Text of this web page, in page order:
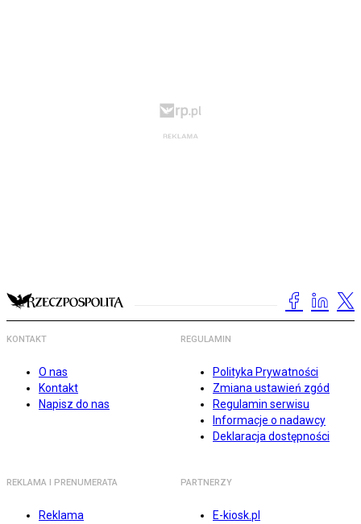
KONTAKT
O nas
Kontakt
Napisz do nas
REGULAMIN
Polityka Prywatności
Zmiana ustawień zgód
Regulamin serwisu
Informacje o nadawcy
Deklaracja dostępności
REKLAMA I PRENUMERATA
Reklama
PARTNERZY
E-kiosk.pl